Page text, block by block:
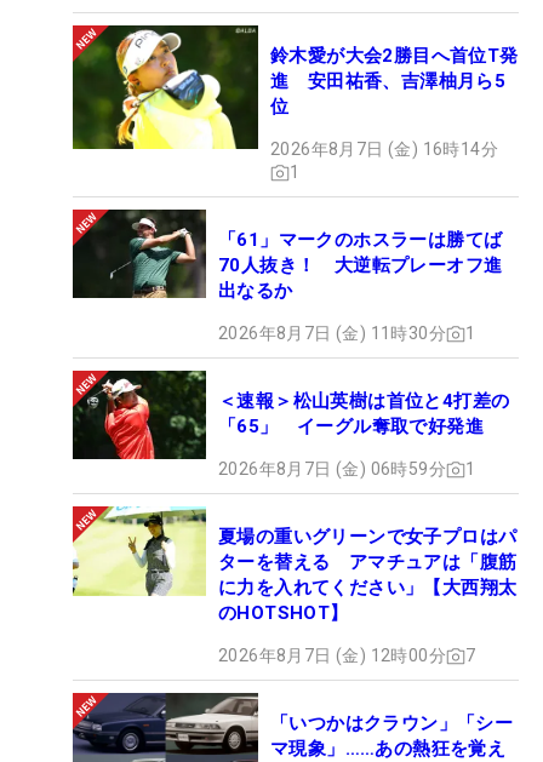
鈴木愛が大会2勝目へ首位T発
進 安田祐香、吉澤柚月ら5
位
2026年8月7日 (金) 16時14分
1
「61」マークのホスラーは勝てば
70人抜き！ 大逆転プレーオフ進
出なるか
2026年8月7日 (金) 11時30分 1
＜速報＞松山英樹は首位と4打差の
「65」 イーグル奪取で好発進
2026年8月7日 (金) 06時59分 1
夏場の重いグリーンで女子プロはパ
ターを替える アマチュアは「腹筋
に力を入れてください」【大西翔太
のHOTSHOT】
2026年8月7日 (金) 12時00分 7
「いつかはクラウン」「シー
マ現象」……あの熱狂を覚え